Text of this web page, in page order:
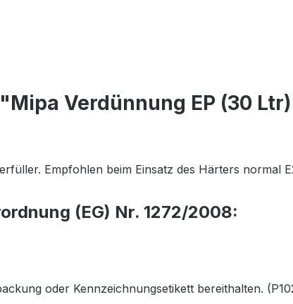
Verdünnung EP (30
Empfohlen beim Einsatz des Härters normal
(EG) Nr. 1272/2008:
oder Kennzeichnungsetikett bereithalten.